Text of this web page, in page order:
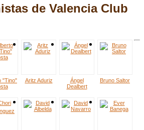
de Valencia Club
"Tino"
Aritz Aduriz
Ángel
Dealbert
Bruno Saltor